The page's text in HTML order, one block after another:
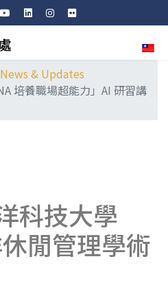
News & Updates
培養職場超能力」AI 研習講
科技大學
閒管理學術